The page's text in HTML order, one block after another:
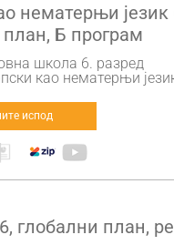
нематерњи језик
Б програм
школа 6. разред
као нематерњи
испод
глобални план,